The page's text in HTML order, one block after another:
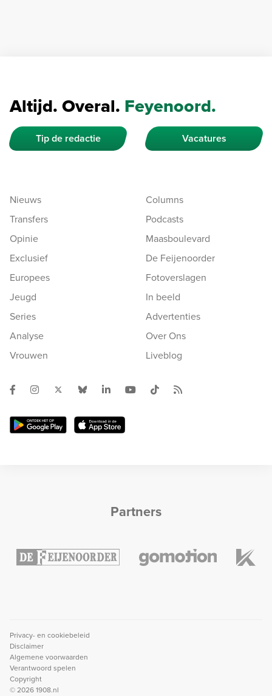
Altijd. Overal. Feyenoord.
Tip de redactie Vacatures
Nieuws
Transfers
Opinie
Exclusief
Europees
Jeugd
Series
Analyse
Vrouwen
Columns
Podcasts
Maasboulevard
De Feijenoorder
Fotoverslagen
In beeld
Advertenties
Over Ons
Liveblog
Partners
Privacy- en cookiebeleid
Disclaimer
Algemene voorwaarden
Verantwoord spelen
Copyright
© 2026 1908.nl